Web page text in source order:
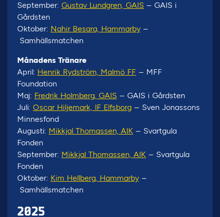
September: Gustav Lundgren, GAIS – GAIS i
Gårdsten
Oktober: Nahir Besara, Hammarby –
Samhällsmatchen
Månadens Tränare
April: Henrik Rydström, Malmö FF – MFF
Foundation
Maj: Fredrik Holmberg, GAIS – GAIS i Gårdsten
Juli: Oscar Hiljemark, IF Elfsborg – Sven Jonassons
Minnesfond
Augusti: Mikkjal Thomassen, AIK – Svartgula
Fonden
September: Mikkjal Thomassen, AIK – Svartgula
Fonden
Oktober: Kim Hellberg, Hammarby –
Samhällsmatchen
2025